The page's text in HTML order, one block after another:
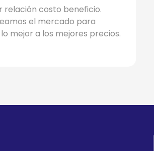
relación costo beneficio.
el mercado para
mejor a los mejores precios.